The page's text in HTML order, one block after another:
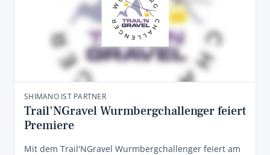
SHIMANO IST PARTNER
Trail'NGravel Wurmbergchallenger feiert
Premiere
Mit dem Trail'NGravel Wurmbergchallenger feiert am